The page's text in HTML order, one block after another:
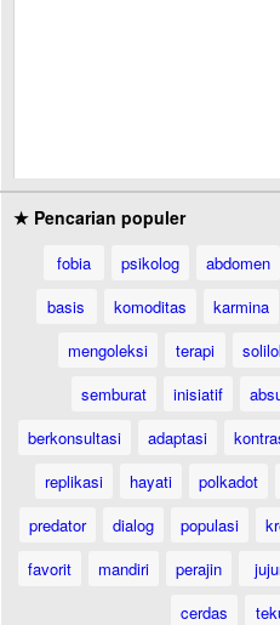
★ Pencarian populer
fobia psikolog abdomen
basis
komoditas karmina
mengoleksi
terapi
semburat
inisiatif
berkonsultasi
adaptasi
replikasi
hayati polkadot
predator
dialog populasi
favorit
mandiri perajin
cerdas